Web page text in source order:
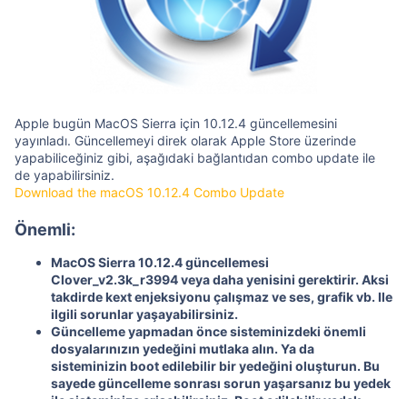
Apple bugün MacOS Sierra için 10.12.4 güncellemesini
yayınladı. Güncellemeyi direk olarak Apple Store üzerinde
yapabiliceğiniz gibi, aşağıdaki bağlantıdan combo update ile
de yapabilirsiniz.
Download the macOS 10.12.4 Combo Update
Önemli:
MacOS Sierra 10.12.4 güncellemesi
Clover_v2.3k_r3994 veya daha yenisini gerektirir. Aksi
takdirde kext enjeksiyonu çalışmaz ve ses, grafik vb. Ile
ilgili sorunlar yaşayabilirsiniz.
Güncelleme yapmadan önce sisteminizdeki önemli
dosyalarınızın yedeğini mutlaka alın. Ya da
sisteminizin boot edilebilir bir yedeğini oluşturun. Bu
sayede güncelleme sonrası sorun yaşarsanız bu yedek